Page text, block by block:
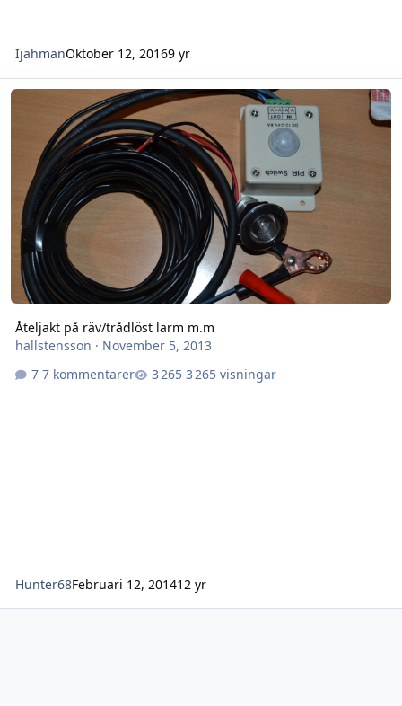
IjahmanOktober 12, 20169 yr
Åteljakt på räv/trådlöst larm m.m
Åteljakt på räv/trådlöst larm m.m
hallstensson · November 5, 2013
7 kommentarer
3 265 visningar
Hunter68Februari 12, 201412 yr